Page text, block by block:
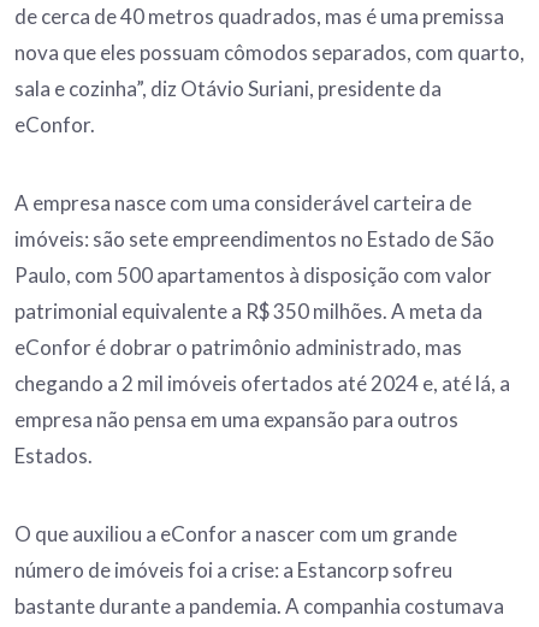
de cerca de 40 metros quadrados, mas é uma premissa
nova que eles possuam cômodos separados, com quarto,
sala e cozinha”, diz Otávio Suriani, presidente da
eConfor.
A empresa nasce com uma considerável carteira de
imóveis: são sete empreendimentos no Estado de São
Paulo, com 500 apartamentos à disposição com valor
patrimonial equivalente a R$ 350 milhões. A meta da
eConfor é dobrar o patrimônio administrado, mas
chegando a 2 mil imóveis ofertados até 2024 e, até lá, a
empresa não pensa em uma expansão para outros
Estados.
O que auxiliou a eConfor a nascer com um grande
número de imóveis foi a crise: a Estancorp sofreu
bastante durante a pandemia. A companhia costumava